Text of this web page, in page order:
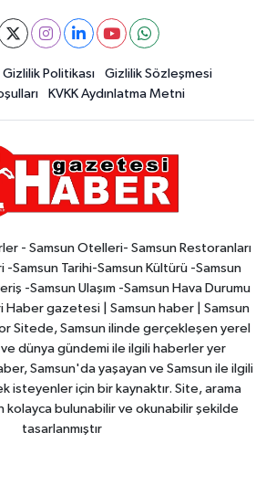
Gizlilik Politikası
Gizlilik Sözleşmesi
KVKK Aydınlatma Metni
- Samsun Otelleri- Samsun Restoranları
Samsun Tarihi-Samsun Kültürü -Samsun
-Samsun Ulaşım -Samsun Hava Durumu
Haber gazetesi | Samsun haber | Samsun
Sitede, Samsun ilinde gerçekleşen yerel
dünya gündemi ile ilgili haberler yer
Samsun'da yaşayan ve Samsun ile ilgili
isteyenler için bir kaynaktır. Site, arama
kolayca bulunabilir ve okunabilir şekilde
tasarlanmıştır